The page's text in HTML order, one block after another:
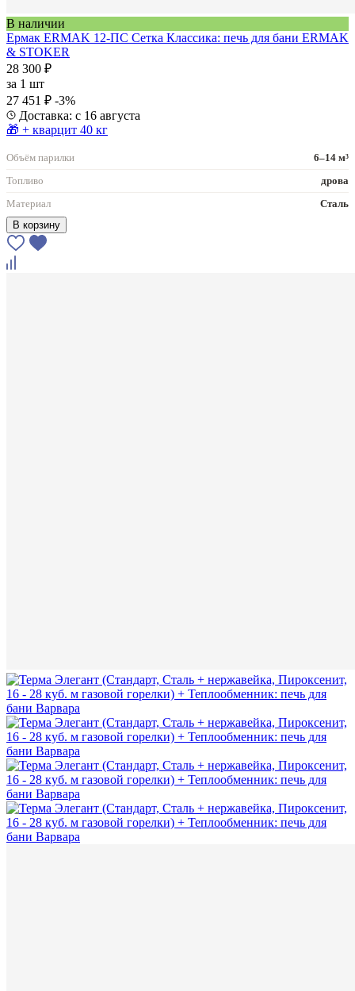
В наличии
Ермак ERMAK 12-ПС Сетка Классика: печь для бани ERMAK
& STOKER
28 300 ₽
за 1 шт
27 451 ₽ -3%
Доставка: с 16 августа
🎁 + кварцит 40 кг
Объём парилки
6–14 м³
Топливо
дрова
Материал
Сталь
В корзину